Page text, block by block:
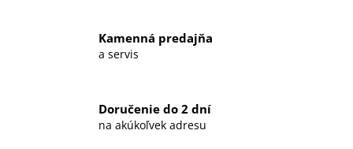
Kamenná predajňa
a servis
Doručenie do 2 dní
na akúkoľvek adresu